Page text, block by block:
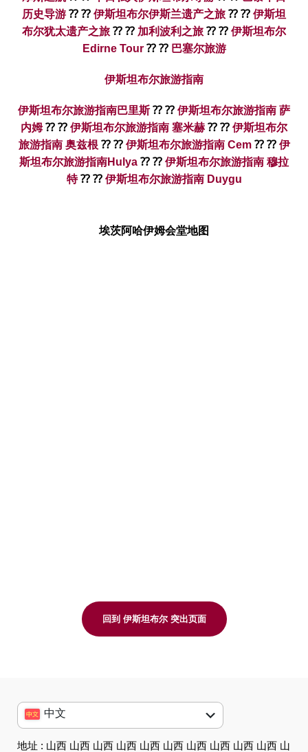
历史导游 ⁇ ⁇ 伊斯坦布尔伊斯兰遗产之旅 ⁇ ⁇ 伊斯坦
布尔犹太遗产之旅 ⁇ ⁇ 加利波利之旅 ⁇ ⁇ 伊斯坦布尔
Edirne Tour⁇ ⁇ 巴塞尔旅游
伊斯坦布尔旅游指南
伊斯坦布尔旅游指南巴里斯⁇ ⁇ 伊斯坦布尔旅游指南 萨
内姆⁇ ⁇ 伊斯坦布尔旅游指南 塞米赫 ⁇ ⁇ 伊斯坦布尔
旅游指南 奥兹根⁇ ⁇ 伊斯坦布尔旅游指南 Cem⁇ ⁇ 伊
斯坦布尔旅游指南Hulya ⁇ ⁇ 伊斯坦布尔旅游指南 穆拉
特⁇ ⁇ 伊斯坦布尔旅游指南 Duygu
埃茨阿哈伊姆会堂地图
回到 伊斯坦布尔 突出页面
中文
English
地址 : 山西 山西 山西 山西 山西 山西 山西 山西 山西 山西 山